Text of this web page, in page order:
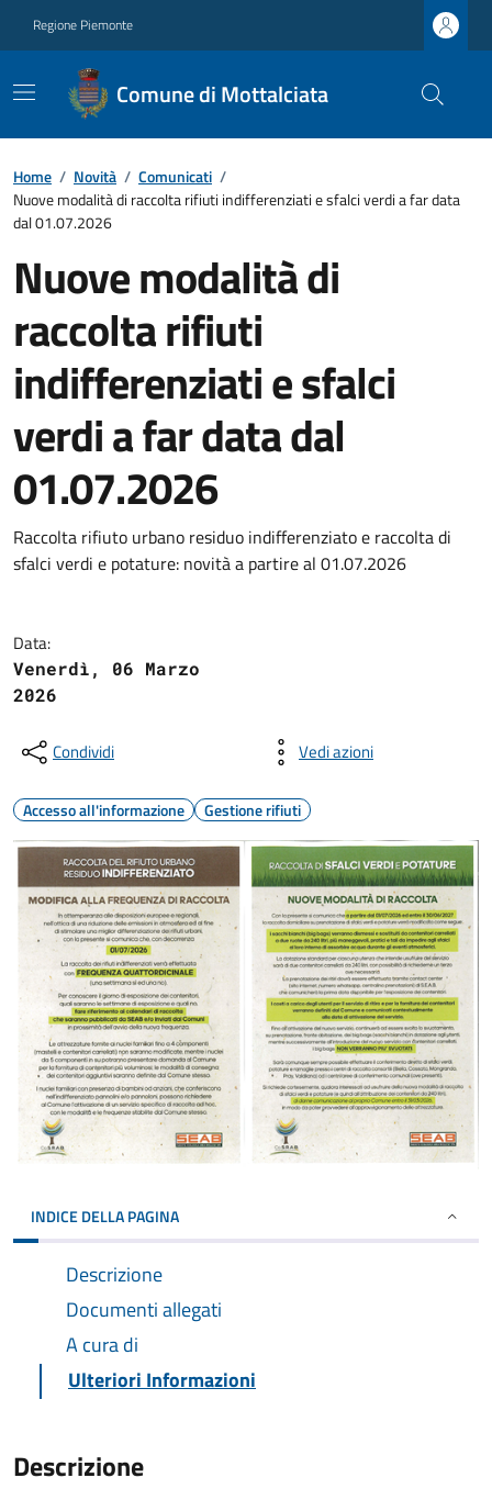
Regione Piemonte
Comune di Mottalciata
Home / Novità / Comunicati /
Nuove modalità di raccolta rifiuti indifferenziati e sfalci verdi a far data
dal 01.07.2026
Nuove modalità di
raccolta rifiuti
indifferenziati e sfalci
verdi a far data dal
01.07.2026
Raccolta rifiuto urbano residuo indifferenziato e raccolta di
sfalci verdi e potature: novità a partire al 01.07.2026
Data:
Venerdì, 06 Marzo
2026
Condividi Vedi azioni
Accesso all'informazione Gestione rifiuti
INDICE DELLA PAGINA
Descrizione
Documenti allegati
A cura di
Ulteriori Informazioni
Descrizione